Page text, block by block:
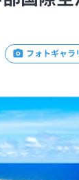
フォトギャラ